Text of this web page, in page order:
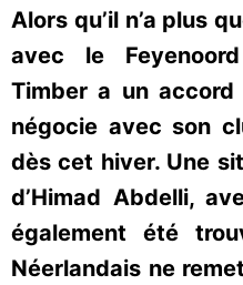
Alors qu’il n’a plus
avec le
Timber a un accord
négocie avec son
dès cet hiver. Une
d’Himad Abdelli,
également été
Néerlandais ne